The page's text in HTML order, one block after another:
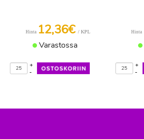
Hinta 12,36€ / KPL
Varastossa
-
+
Hinta
-
+